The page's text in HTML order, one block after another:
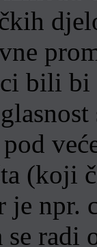
bili bi
(koji
je npr.
se